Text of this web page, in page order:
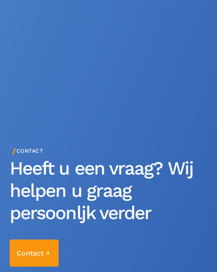
/CONTACT
Heeft u een vraag? Wij
helpen u graag
persoonljk verder
Contact